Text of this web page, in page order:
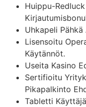
Huippu-
Uhkapeli Pähkä
Lisensoitu
Käytännöt.
Useita Kasino
Sertifioitu
Pikapalkinto
Tabletti